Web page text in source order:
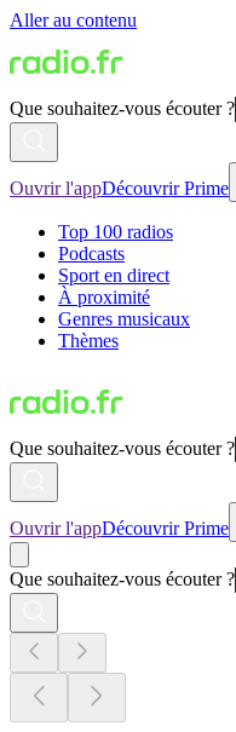
Aller au contenu
Que souhaitez-vous écouter ?
Ouvrir l'appDécouvrir Prime
Top 100 radios
Podcasts
Sport en direct
À proximité
Genres musicaux
Thèmes
Que souhaitez-vous écouter ?
Ouvrir l'appDécouvrir Prime
Que souhaitez-vous écouter ?